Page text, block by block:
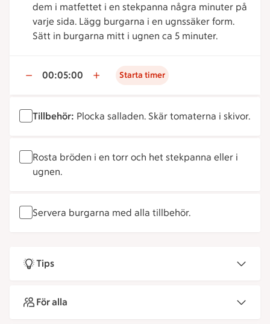
dem i matfettet i en stekpanna några minuter på
varje sida. Lägg burgarna i en ugnssäker form.
Sätt in burgarna mitt i ugnen ca 5 minuter.
00:05:00 Starta timer
Tillbehör: Plocka salladen. Skär tomaterna i skivor.
Rosta bröden i en torr och het stekpanna eller i
ugnen.
Servera burgarna med alla tillbehör.
Tips
För alla